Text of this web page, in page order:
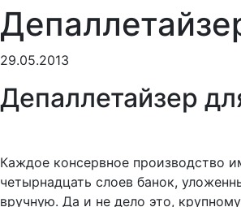
29.05.2013
Депаллетайзер
Каждое консервное производство
четырнадцать слоев банок,
вручную. Да и не дело это,